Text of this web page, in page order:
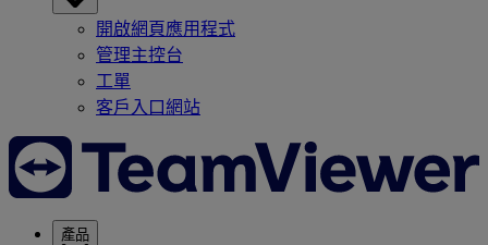
開啟網頁應用程式
管理主控台
工單
客戶入口網站
產品